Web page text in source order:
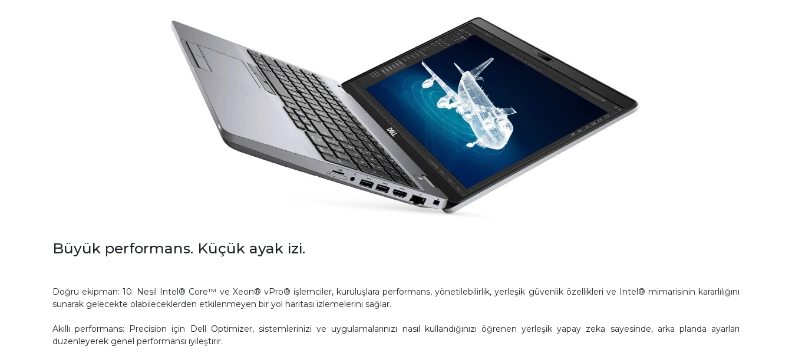
Büyük performans. Küçük ayak izi.
Doğru ekipman: 10. Nesil Intel® Core™ ve Xeon® vPro® işlemciler, kuruluşlara performans, yönetilebilirlik, yerleşik güvenlik özellikleri ve Intel® mimarisinin kararlılığını
sunarak gelecekte olabileceklerden etkilenmeyen bir yol haritası izlemelerini sağlar.
Akıllı performans: Precision için Dell Optimizer, sistemlerinizi ve uygulamalarınızı nasıl kullandığınızı öğrenen yerleşik yapay zeka sayesinde, arka planda ayarları
düzenleyerek genel performansı iyileştirir.